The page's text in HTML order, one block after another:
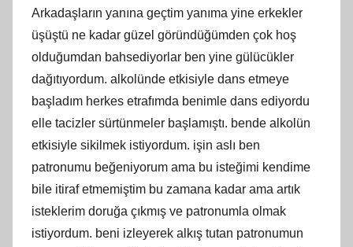
Arkadaşların yanına geçtim yanıma yine erkekler
üşüştü ne kadar güzel göründüğümden çok hoş
olduğumdan bahsediyorlar ben yine gülücükler
dağıtıyordum. alkolünde etkisiyle dans etmeye
başladım herkes etrafımda benimle dans ediyordu
elle tacizler sürtünmeler başlamıştı. bende alkolün
etkisiyle sikilmek istiyordum. işin aslı ben
patronumu beğeniyorum ama bu isteğimi kendime
bile itiraf etmemiştim bu zamana kadar ama artık
isteklerim doruğa çıkmış ve patronumla olmak
istiyordum. beni izleyerek alkış tutan patronumun